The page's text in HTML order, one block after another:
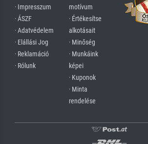
· Impresszum
· ÁSZF
· Adatvédelem
· Elállási Jog
· Reklamáció
· Rólunk
motívum
· Értékesítse
alkotásait
· Minőség
· Munkáink
képei
· Kuponok
· Minta
rendelése